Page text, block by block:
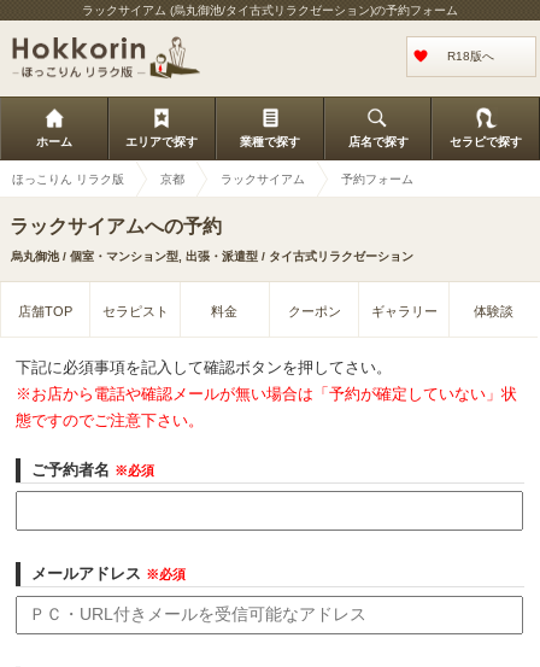
ラックサイアム (烏丸御池/タイ古式リラクゼーション)の予約フォーム
R18版へ
ホーム エリアで探す 業種で探す 店名で探す セラピで探す
ほっこりん リラク版 京都 ラックサイアム 予約フォーム
ラックサイアムへの予約
烏丸御池 / 個室・マンション型, 出張・派遣型 / タイ古式リラクゼーション
店舗TOP セラピスト 料金 クーポン ギャラリー 体験談
下記に必須事項を記入して確認ボタンを押してさい。
※お店から電話や確認メールが無い場合は「予約が確定していない」状
態ですのでご注意下さい。
ご予約者名 ※必須
メールアドレス ※必須